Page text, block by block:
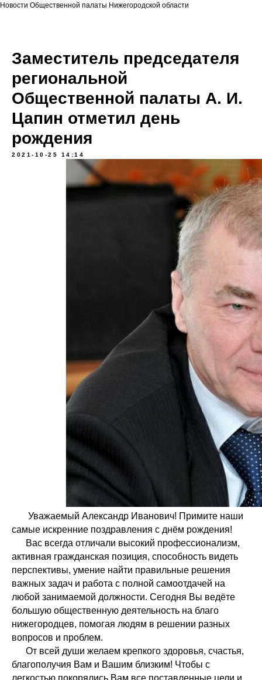
Новости Общественной палаты Нижегородской области
Заместитель председателя
региональной
Общественной палаты А. И.
Цапин отметил день
рождения
2021-10-25 14:14
Уважаемый Александр Иванович! Примите наши
самые искренние поздравления с днём рождения!
Вас всегда отличали высокий профессионализм,
активная гражданская позиция, способность видеть
перспективы, умение найти правильные решения
важных задач и работа с полной самоотдачей на
любой занимаемой должности. Сегодня Вы ведёте
большую общественную деятельность на благо
нижегородцев, помогая людям в решении разных
вопросов и проблем.
От всей души желаем крепкого здоровья, счастья,
благополучия Вам и Вашим близким! Чтобы с
легкостью покорялись Вам все поставленные цели и